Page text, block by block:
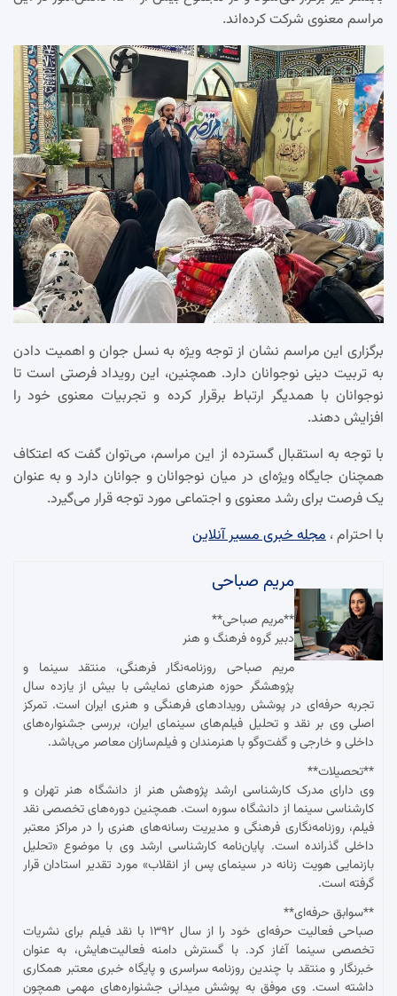
مراسم معنوی شرکت کرده‌اند.
برگزاری این مراسم نشان از توجه ویژه به نسل جوان و اهمیت دادن
به تربیت دینی نوجوانان دارد. همچنین، این رویداد فرصتی است تا
نوجوانان با همدیگر ارتباط برقرار کرده و تجربیات معنوی خود را
افزایش دهند.
با توجه به استقبال گسترده از این مراسم، می‌توان گفت که اعتکاف
همچنان جایگاه ویژه‌ای در میان نوجوانان و جوانان دارد و به عنوان
یک فرصت برای رشد معنوی و اجتماعی مورد توجه قرار می‌گیرد.
با احترام ، مجله خبری مسیر آنلاین
مریم صباحی
**مریم صباحی**
دبیر گروه فرهنگ و هنر
مریم صباحی روزنامه‌نگار فرهنگی، منتقد سینما و
پژوهشگر حوزه هنرهای نمایشی با بیش از یازده سال
تجربه حرفه‌ای در پوشش رویدادهای فرهنگی و هنری ایران است. تمرکز
اصلی وی بر نقد و تحلیل فیلم‌های سینمای ایران، بررسی جشنواره‌های
داخلی و خارجی و گفت‌وگو با هنرمندان و فیلم‌سازان معاصر می‌باشد.
**تحصیلات**
وی دارای مدرک کارشناسی ارشد پژوهش هنر از دانشگاه هنر تهران و
کارشناسی سینما از دانشگاه سوره است. همچنین دوره‌های تخصصی نقد
فیلم، روزنامه‌نگاری فرهنگی و مدیریت رسانه‌های هنری را در مراکز معتبر
داخلی گذرانده است. پایان‌نامه کارشناسی ارشد وی با موضوع «تحلیل
بازنمایی هویت زنانه در سینمای پس از انقلاب» مورد تقدیر استادان قرار
گرفته است.
**سوابق حرفه‌ای**
صباحی فعالیت حرفه‌ای خود را از سال ۱۳۹۲ با نقد فیلم برای نشریات
تخصصی سینما آغاز کرد. با گسترش دامنه فعالیت‌هایش، به عنوان
خبرنگار و منتقد با چندین روزنامه سراسری و پایگاه خبری معتبر همکاری
داشته است. وی موفق به پوشش میدانی جشنواره‌های مهمی همچون